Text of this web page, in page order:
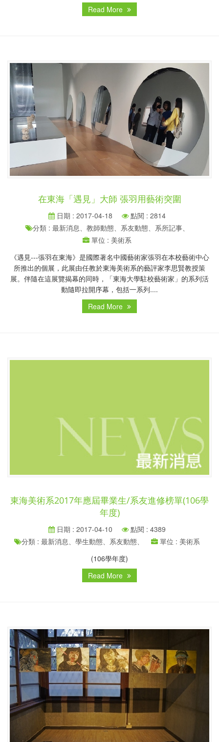
Read More
在東海「遇見」大師 張羽用藝術突圍
日期 : 2017-04-18
點閱 : 2814
分類 : 最新消息、教師動態、系友動態、系所記事、
單位 : 美術系
《遇見---張羽在東海》是國際著名中國藝術家張羽在本校藝術中心
所推出的個展，此展由任教於東海美術系的藝評家李思賢教授策
展。伴隨在這展覽揭幕的同時，「東海大學駐校藝術家」的系列活
動隨即拉開序幕，包括一系列....
Read More
東海美術系2017年應屆畢業生/系友進修榜單(106學
年度)
日期 : 2017-04-10
點閱 : 4389
分類 : 最新消息、學生動態、系友動態、
單位 : 美術系
(106學年度)
Read More